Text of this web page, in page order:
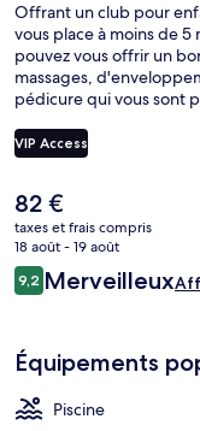
Offrant un club pour
vous place à moins de
pouvez vous offrir un
massages,
pédicure qui vous sont
piscine pour enfants. Le
remportent un franc
VIP Access
Le
prix
actuel
est
de
82 €
taxes et frais compris
18 août - 19 août
Avis
voyageurs
9,29,2 sur 10
Merveilleux
Équipements
Piscine